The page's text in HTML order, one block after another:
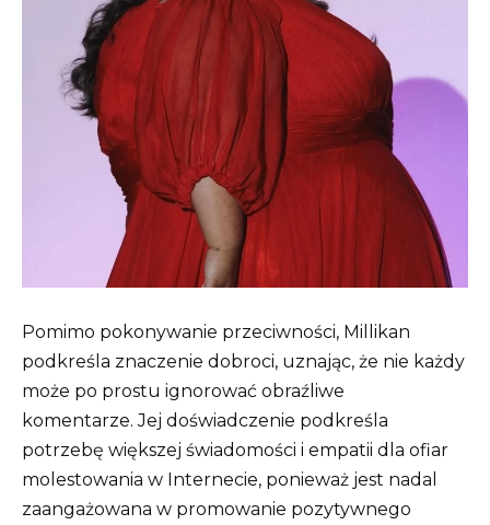
Pomimo pokonywanie przeciwności, Millikan
podkreśla znaczenie dobroci, uznając, że nie każdy
może po prostu ignorować obraźliwe
komentarze. Jej doświadczenie podkreśla
potrzebę większej świadomości i empatii dla ofiar
molestowania w Internecie, ponieważ jest nadal
zaangażowana w promowanie pozytywnego